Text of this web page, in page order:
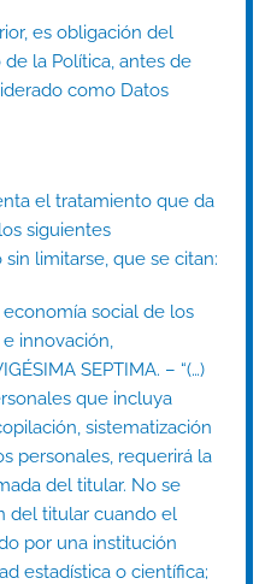
es obligación del
la Política, antes de
como Datos
el tratamiento que da
siguientes
limitarse, que se citan:
economía social de los
innovación,
SEPTIMA. – “(…)
que incluya
sistematización
personales, requerirá la
del titular. No se
del titular cuando el
por una institución
estadística o científica;